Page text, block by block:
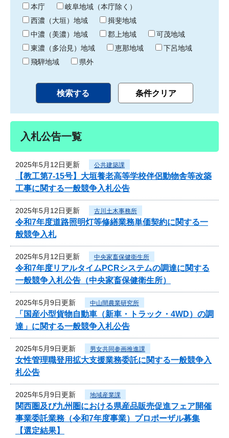
わ
り
本庁
岐阜地域（本庁除く）
西濃（大垣）地域
揖斐地域
中濃（美濃）地域
郡上地域
可茂地域
東濃（多治見）地域
恵那地域
下呂地域
飛騨地域
県外
入札公告一覧
2025年5月12日更新 公共建築課
【教工第7-15号】大垣養老高等学校伴侶動物舎等改築
工事に関する一般競争入札公告
2025年5月12日更新 古川土木事務所
令和7年度道路照明灯等修繕業務単価契約に関する一
般競争入札
2025年5月12日更新 中央家畜保健衛生所
令和7年度リアルタイムPCRシステムの調達に関する
一般競争入札公告（中央家畜保健衛生所）
2025年5月9日更新 中山間農業研究所
「国産小型貨物自動車（新車・トラック・4WD）の調
達」に関する一般競争入札公告
2025年5月9日更新 男女共同参画推進課
女性管理職登用拡大支援業務委託に関する一般競争入
札公告
2025年5月9日更新 地域産業課
関西圏及び九州圏における県産品販売促進フェア開催
事業委託業務（令和7年度事業）プロポーザル募集
【選定結果】